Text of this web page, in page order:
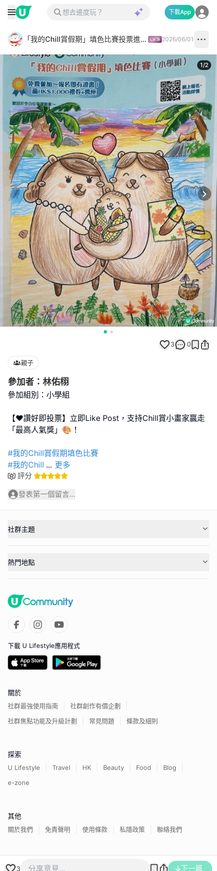
下載App
「我的Chill賞假期」填色比賽投票進行中✅ 2026/06/01
1/2
3 0
親子
參加者：林佑栩
參加組別：小學組
【❤️讚好即投票】立即Like Post，支持Chill賞小畫家贏走
「最高人氣獎」🎨！
#我的Chill賞假期填色比賽
#我的Chill ... 更多
評分
發表第一個留言...
3 下一篇
社群主題
熱門地點
下載 U Lifestyle應用程式
關於
社群最強使用指南
社群創作有價企劃
社群焦點功能及升級計劃
常見問題 條款及細則
探索
U Lifestyle Travel HK Beauty Food
Blog
e-zone
其他
關於我們 免責聲明 使用條款 私隱政策 聯絡我們
香港經濟日報版權所有©